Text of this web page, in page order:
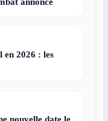
annoncé
en 2026 : les